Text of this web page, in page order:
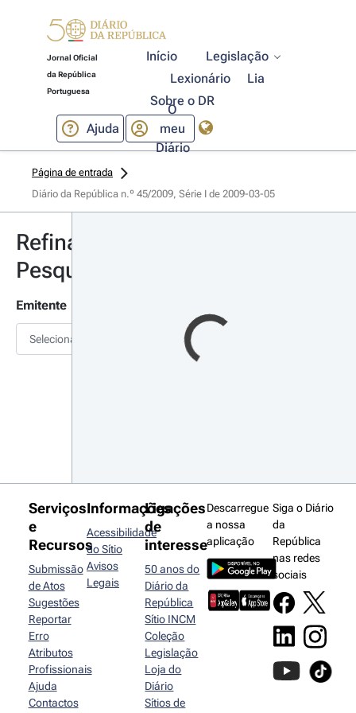
Jornal Oficial
da República
Portuguesa
Início
Legislação
Lexionário
Lia
Sobre o DR
Ajuda
O
meu
Diário
Página de entrada
Diário da República n.º 45/2009, Série I de 2009-03-05
Refinar
Pesquisa
Emitente
Selecionar
Serviços
e
Recursos
Submissão
de Atos
Sugestões
Reportar
Erro
Atributos
Profissionais
Ajuda
Contactos
Informações
Acessibilidade
do Sítio
Avisos
Legais
Ligações
de
interesse
50 anos do
Diário da
República
Sítio INCM
Coleção
Legislação
Loja do
Diário
Sítios de
Descarregue
a nossa
aplicação
Siga o Diário
da
República
nas redes
sociais